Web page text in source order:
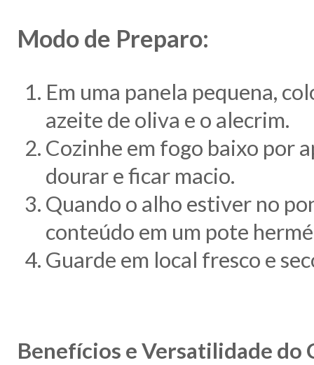
Modo de Preparo:
Em uma panela pequena,
azeite de oliva e o alecrim.
Cozinhe em fogo baixo por
dourar e ficar macio.
Quando o alho estiver no
conteúdo em um pote
Guarde em local fresco e
Benefícios e Versatilidade do